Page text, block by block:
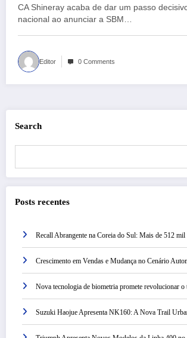
CA Shineray acaba de dar um passo
nacional ao anunciar a SBM…
Editor 0 Comments
Search
Posts recentes
Recall Abrangente na Coreia do Sul: Mais de 512
Crescimento em Vendas e Mudança no Cenário
Nova tecnologia de biometria promete revolucionar
Suzuki Haojue Apresenta NK160: A Nova Trail